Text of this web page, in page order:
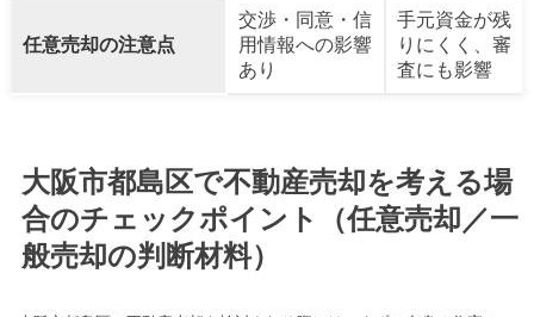
任意売却の注意点
交渉・同意・信
用情報への影響
あり
手元資金が残
りにくく、審
査にも影響
大阪市都島区で不動産売却を考える場
合のチェックポイント（任意売却／一
般売却の判断材料）